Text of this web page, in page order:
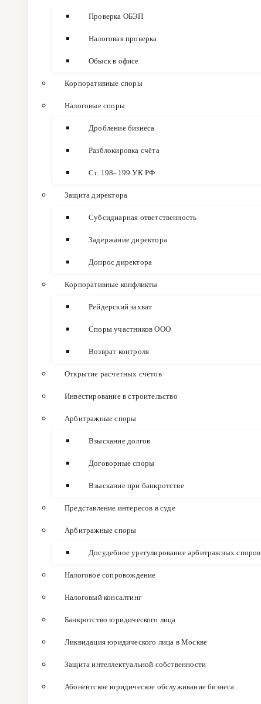
Проверка ОБЭП
Налоговая проверка
Обыск в офисе
Корпоративные споры
Налоговые споры
Дробление бизнеса
Разблокировка счёта
Ст. 198–199 УК РФ
Защита директора
Субсидиарная ответственность
Задержание директора
Допрос директора
Корпоративные конфликты
Рейдерский захват
Споры участников ООО
Возврат контроля
Открытие расчетных счетов
Инвестирование в строительство
Арбитражные споры
Взыскание долгов
Договорные споры
Взыскание при банкротстве
Представление интересов в суде
Арбитражные споры
Досудебное урегулирование арбитражных споров
Налоговое сопровождение
Налоговый консалтинг
Банкротство юридического лица
Ликвидация юридического лица в Москве
Защита интеллектуальной собственности
Абонентское юридическое обслуживание бизнеса